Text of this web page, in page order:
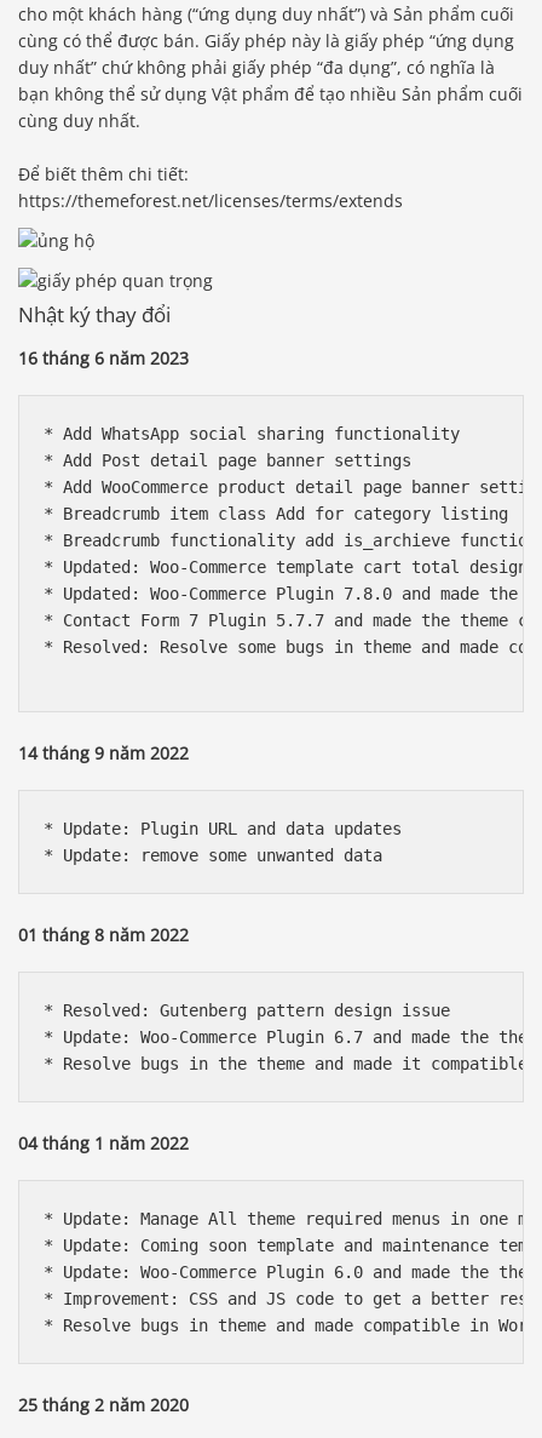
cho một khách hàng (“ứng dụng duy nhất”) và Sản phẩm cuối
cùng có thể được bán. Giấy phép này là giấy phép “ứng dụng
duy nhất” chứ không phải giấy phép “đa dụng”, có nghĩa là
bạn không thể sử dụng Vật phẩm để tạo nhiều Sản phẩm cuối
cùng duy nhất.
Để biết thêm chi tiết:
https://themeforest.net/licenses/terms/extends
Nhật ký thay đổi
16 tháng 6 năm 2023
* Add WhatsApp social sharing functionality
* Add Post detail page banner settings
* Add WooCommerce product detail page banner
* Breadcrumb item class Add for category listing
* Breadcrumb functionality add is_archieve
* Updated: Woo-Commerce template cart total
* Updated: Woo-Commerce Plugin 7.8.0 and made the
* Contact Form 7 Plugin 5.7.7 and made the theme
* Resolved: Resolve some bugs in theme and made
14 tháng 9 năm 2022
* Update: Plugin URL and data updates
01 tháng 8 năm 2022
* Resolved: Gutenberg pattern design issue
* Update: Woo-Commerce Plugin 6.7 and made the
04 tháng 1 năm 2022
* Update: Manage All theme required menus in one
* Update: Coming soon template and maintenance
* Update: Woo-Commerce Plugin 6.0 and made the
* Improvement: CSS and JS code to get a better
25 tháng 2 năm 2020